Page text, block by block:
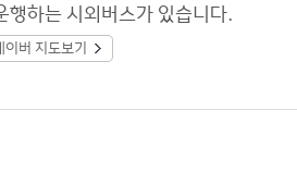
하는 시외버스가 있습니다.
이버 지도보기